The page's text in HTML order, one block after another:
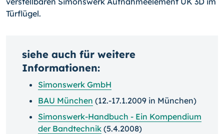
Türflügel.
siehe auch für weitere
Informationen:
Simonswerk GmbH
BAU München (12.-17.1.2009 in München)
Simonswerk-Handbuch - Ein Kompendium
der Bandtechnik (5.4.2008)